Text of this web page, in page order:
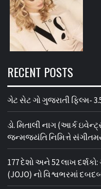
RECENT POSTS
ગેટ સેટ ગો ગુજરાતી ફિલ્મ-
ડો. મિતાલી નાગ (આર્ક
જન્મજયંતિ નિમિત્તે
177 દેશો અને 52 લાખ દર્શકો:
(JOJO) નો વિશ્વભરમાં